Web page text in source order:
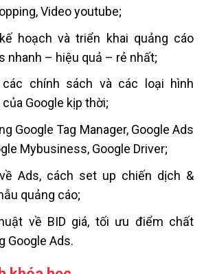
Video youtube;
hoạch và triển khai quảng cáo
nhanh – hiệu quả – rẻ nhất;
chính sách và các loại hình
Google kịp thời;
Google Tag Manager, Google Ads
Mybusiness, Google Driver;
Ads, cách set up chiến dịch &
quảng cáo;
về BID giá, tối ưu điểm chất
Google Ads.